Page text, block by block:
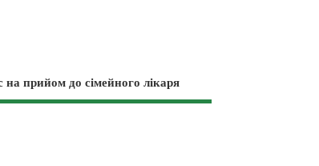
на прийом до сімейного лікаря